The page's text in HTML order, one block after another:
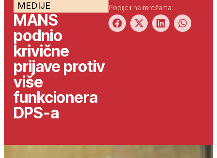
MEDIJE
MANS
podnio
krivične
prijave protiv
više
funkcionera
DPS-a
Podijeli na mrežama: